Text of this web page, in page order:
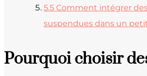
5.5 Comment intégrer
suspendues dans un
Pourquoi choisir